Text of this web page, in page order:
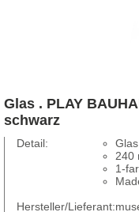
Glas . PLAY
schwarz
Detail:
Glas
240
1-
Hersteller/Lieferant: